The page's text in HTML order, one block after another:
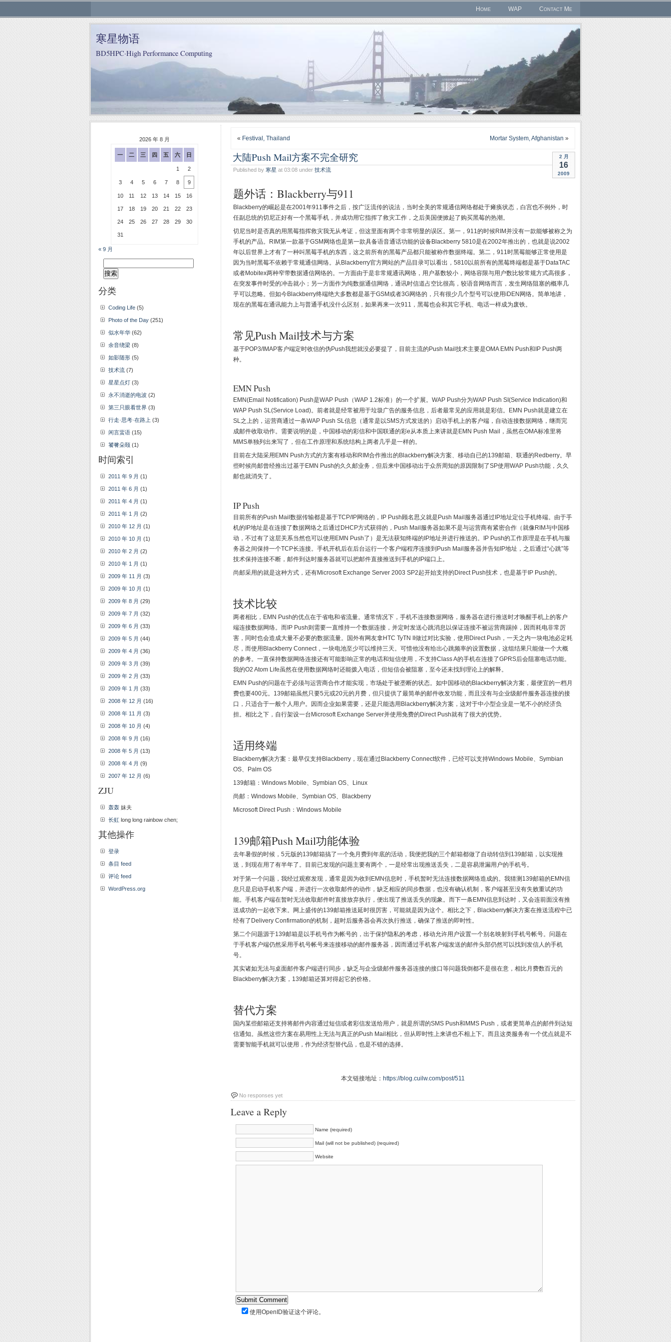
Home WAP Contact Me
寒星物语
BD5HPC·High Performance Computing
« Festival, Thailand Mortar System, Afghanistan »
2 月
16
2009
大陆Push Mail方案不完全研究
Published by 寒星 at 03:08 under 技术流
题外话：Blackberry与911
Blackberry的崛起是在2001年911事件之后，按广泛流传的说法，当时全美的常规通信网络都处于瘫痪状态，白宫也不例外，时
任副总统的切尼正好有一个黑莓手机，并成功用它指挥了救灾工作，之后美国便掀起了购买黑莓的热潮。
切尼当时是否真的用黑莓指挥救灾我无从考证，但这里面有两个非常明显的误区。第一，911的时候RIM并没有一款能够被称之为
手机的产品。RIM第一款基于GSM网络也是第一款具备语音通话功能的设备Blackberry 5810是在2002年推出的，也就是说2002
年以后世界上才有了一种叫黑莓手机的东西，这之前所有的黑莓产品都只能被称作数据终端。第二，911时黑莓能够正常使用是
因为当时黑莓不依赖于常规通信网络。从Blackberry官方网站的产品目录可以看出，5810以前所有的黑莓终端都是基于DataTAC
或者Mobitex两种窄带数据通信网络的。一方面由于是非常规通讯网络，用户基数较小，网络容限与用户数比较常规方式高很多，
在突发事件时受的冲击就小；另一方面作为纯数据通信网络，通讯时信道占空比很高，较语音网络而言，发生网络阻塞的概率几
乎可以忽略。但如今Blackberry终端绝大多数都是基于GSM或者3G网络的，只有很少几个型号可以使用iDEN网络。简单地讲，
现在的黑莓在通讯能力上与普通手机没什么区别，如果再来一次911，黑莓也会和其它手机、电话一样成为废铁。
常见Push Mail技术与方案
基于POP3/IMAP客户端定时收信的伪Push我想就没必要提了，目前主流的Push Mail技术主要是OMA EMN Push和IP Push两
种。
EMN Push
EMN(Email Notification) Push是WAP Push（WAP 1.2标准）的一个扩展。WAP Push分为WAP Push SI(Service Indication)和
WAP Push SL(Service Load)。前者就是经常被用于垃圾广告的服务信息，后者最常见的应用就是彩信。EMN Push就是建立在
SL之上的，运营商通过一条WAP Push SL信息（通常是以SMS方式发送的）启动手机上的客户端，自动连接数据网络，继而完
成邮件收取动作。需要说明的是，中国移动的彩信和中国联通的彩e从本质上来讲就是EMN Push Mail，虽然在OMA标准里将
MMS单独列出来写了，但在工作原理和系统结构上两者几乎是一样的。
目前在大陆采用EMN Push方式的方案有移动和RIM合作推出的Blackberry解决方案、移动自已的139邮箱、联通的Redberry。早
些时候尚邮曾经推出过基于EMN Push的久久邮业务，但后来中国移动出于众所周知的原因限制了SP使用WAP Push功能，久久
邮也就消失了。
IP Push
目前所有的Push Mail数据传输都是基于TCP/IP网络的，IP Push顾名思义就是Push Mail服务器通过IP地址定位手机终端。由于手
机的IP地址是在连接了数据网络之后通过DHCP方式获得的，Push Mail服务器如果不是与运营商有紧密合作（就像RIM与中国移
动，不过有了这层关系当然也可以使用EMN Push了）是无法获知终端的IP地址并进行推送的。IP Push的工作原理是在手机与服
务器之间保持一个TCP长连接。手机开机后在后台运行一个客户端程序连接到Push Mail服务器并告知IP地址，之后通过“心跳”等
技术保持连接不断，邮件到达时服务器就可以把邮件直接推送到手机的IP端口上。
尚邮采用的就是这种方式，还有Microsoft Exchange Server 2003 SP2起开始支持的Direct Push技术，也是基于IP Push的。
技术比较
两者相比，EMN Push的优点在于省电和省流量。通常情况下，手机不连接数据网络，服务器在进行推送时才唤醒手机上的客户
端连接数据网络。而IP Push则需要一直维持一个数据连接，并定时发送心跳消息以保证连接不被运营商踢掉，因而耗电非常厉
害，同时也会造成大量不必要的数据流量。国外有网友拿HTC TyTN II做过对比实验，使用Direct Push，一天之内一块电池必定耗
尽，而使用Blackberry Connect，一块电池至少可以维持三天。可惜他没有给出心跳频率的设置数据，这组结果只能做一个大概
的参考。一直保持数据网络连接还有可能影响正常的电话和短信使用，不支持Class A的手机在连接了GPRS后会阻塞电话功能。
我的O2 Atom Life虽然在使用数据网络时还能拨入电话，但短信会被阻塞，至今还未找到理论上的解释。
EMN Push的问题在于必须与运营商合作才能实现，市场处于被垄断的状态。如中国移动的Blackberry解决方案，最便宜的一档月
费也要400元。139邮箱虽然只要5元或20元的月费，但只提供了最简单的邮件收发功能，而且没有与企业级邮件服务器连接的接
口，只适合于一般个人用户。因而企业如果需要，还是只能选用Blackberry解决方案，这对于中小型企业是一笔不小的经济负
担。相比之下，自行架设一台Microsoft Exchange Server并使用免费的Direct Push就有了很大的优势。
适用终端
Blackberry解决方案：最早仅支持Blackberry，现在通过Blackberry Connect软件，已经可以支持Windows Mobile、Symbian
OS、Palm OS
139邮箱：Windows Mobile、Symbian OS、Linux
尚邮：Windows Mobile、Symbian OS、Blackberry
Microsoft Direct Push：Windows Mobile
139邮箱Push Mail功能体验
去年暑假的时候，5元版的139邮箱搞了一个免月费到年底的活动，我便把我的三个邮箱都做了自动转信到139邮箱，以实现推
送，到现在用了有半年了。目前已发现的问题主要有两个，一是经常出现推送丢失，二是容易泄漏用户的手机号。
对于第一个问题，我经过观察发现，通常是因为收到EMN信息时，手机暂时无法连接数据网络造成的。我猜测139邮箱的EMN信
息只是启动手机客户端，并进行一次收取邮件的动作，缺乏相应的同步数据，也没有确认机制，客户端甚至没有失败重试的功
能。手机客户端在暂时无法收取邮件时直接放弃执行，便出现了推送丢失的现象。而下一条EMN信息到达时，又会连前面没有推
送成功的一起收下来。网上盛传的139邮箱推送延时很厉害，可能就是因为这个。相比之下，Blackberry解决方案在推送流程中已
经有了Delivery Confirmation的机制，超时后服务器会再次执行推送，确保了推送的即时性。
第二个问题源于139邮箱是以手机号作为帐号的，出于保护隐私的考虑，移动允许用户设置一个别名映射到手机号帐号。问题在
于手机客户端仍然采用手机号帐号来连接移动的邮件服务器，因而通过手机客户端发送的邮件头部仍然可以找到发信人的手机
号。
其实诸如无法与桌面邮件客户端进行同步，缺乏与企业级邮件服务器连接的接口等问题我倒都不是很在意，相比月费数百元的
Blackberry解决方案，139邮箱还算对得起它的价格。
替代方案
国内某些邮箱还支持将邮件内容通过短信或者彩信发送给用户，就是所谓的SMS Push和MMS Push，或者更简单点的邮件到达短
信通知。虽然这些方案在易用性上无法与真正的Push Mail相比，但从即时性上来讲也不相上下。而且这类服务有一个优点就是不
需要智能手机就可以使用，作为经济型替代品，也是不错的选择。
本文链接地址： https://blog.cuilw.com/post/511
No responses yet
Leave a Reply
Name (required)
Mail (will not be published) (required)
Website
使用OpenID验证这个评论。
2026 年 8 月
一 二 三 四 五 六 日
1 2
3 4 5 6 7 8 9
10 11 12 13 14 15 16
17 18 19 20 21 22 23
24 25 26 27 28 29 30
31
« 9 月
索：
分类
Coding Life (5)
Photo of the Day (251)
似水年华 (62)
余音绕梁 (8)
如影随形 (5)
技术流 (7)
星星点灯 (3)
永不消逝的电波 (2)
第三只眼看世界 (3)
行走·思考·在路上 (3)
闲言蜚语 (15)
饕餮朵颐 (1)
时间索引
2011 年 9 月 (1)
2011 年 6 月 (1)
2011 年 4 月 (1)
2011 年 1 月 (2)
2010 年 12 月 (1)
2010 年 10 月 (1)
2010 年 2 月 (2)
2010 年 1 月 (1)
2009 年 11 月 (3)
2009 年 10 月 (1)
2009 年 8 月 (29)
2009 年 7 月 (32)
2009 年 6 月 (33)
2009 年 5 月 (44)
2009 年 4 月 (36)
2009 年 3 月 (39)
2009 年 2 月 (33)
2009 年 1 月 (33)
2008 年 12 月 (16)
2008 年 11 月 (3)
2008 年 10 月 (4)
2008 年 9 月 (16)
2008 年 5 月 (13)
2008 年 4 月 (9)
2007 年 12 月 (6)
ZJU
轰轰 妹夫
长虹 long long rainbow chen;
其他操作
登录
条目 feed
评论 feed
WordPress.org